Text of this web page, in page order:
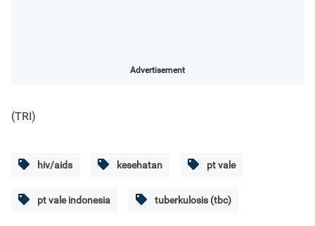
Advertisement
(TRI)
hiv/aids kesehatan pt vale
pt vale indonesia tuberkulosis (tbc)